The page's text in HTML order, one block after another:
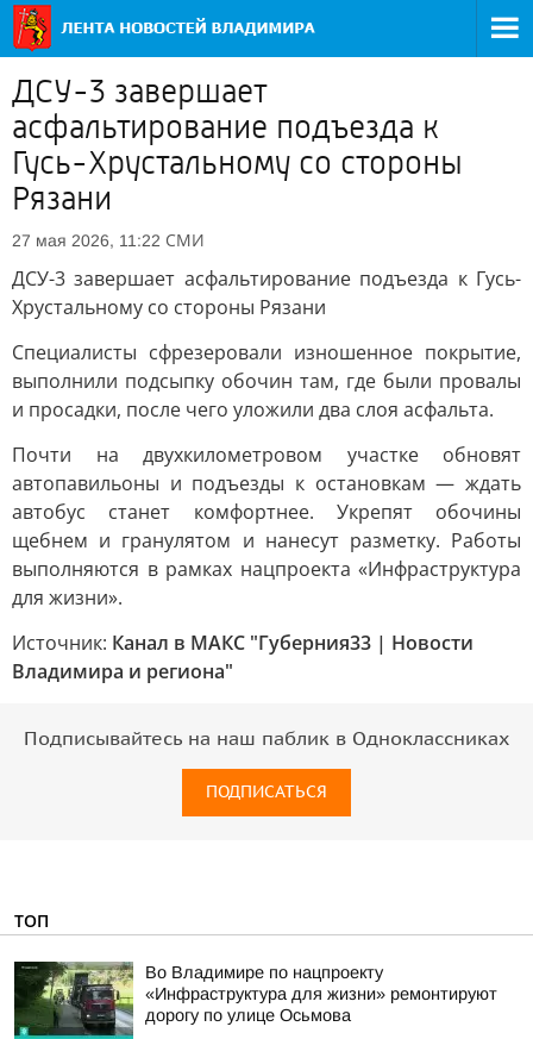
ДСУ-3 завершает
асфальтирование подъезда к
Гусь-Хрустальному со стороны
Рязани
27 мая 2026, 11:22 СМИ
ДСУ-3 завершает асфальтирование подъезда к Гусь-
Хрустальному со стороны Рязани
Специалисты сфрезеровали изношенное покрытие,
выполнили подсыпку обочин там, где были провалы
и просадки, после чего уложили два слоя асфальта.
Почти на двухкилометровом участке обновят
автопавильоны и подъезды к остановкам — ждать
автобус станет комфортнее. Укрепят обочины
щебнем и гранулятом и нанесут разметку. Работы
выполняются в рамках нацпроекта «Инфраструктура
для жизни».
Источник: Канал в МАКС "Губерния33 | Новости
Владимира и региона"
Подписывайтесь на наш паблик в Одноклассниках
ПОДПИСАТЬСЯ
ТОП
Во Владимире по нацпроекту
«Инфраструктура для жизни» ремонтируют
дорогу по улице Осьмова